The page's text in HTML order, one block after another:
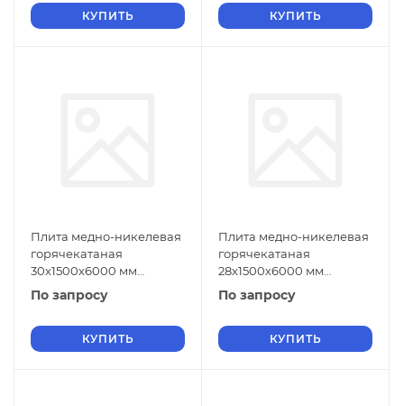
КУПИТЬ КУПИТЬ
Плита медно-никелевая
горячекатаная
30х1500х6000 мм
МНЖМц30-1-1 ГОСТ 492-
По запросу
КУПИТЬ
Плита медно-никелевая
горячекатаная
28х1500х6000 мм
МНЖМц30-1-1 ГОСТ 492-
По запросу
КУПИТЬ